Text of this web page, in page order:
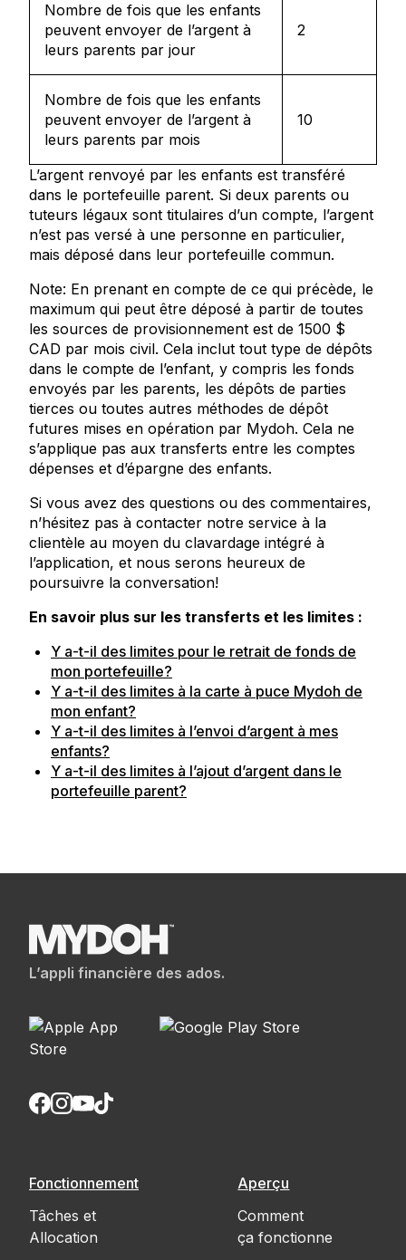
Nombre de fois que les enfants
peuvent envoyer de l’argent à
leurs parents par jour
2
Nombre de fois que les enfants
peuvent envoyer de l’argent à
leurs parents par mois
10
L’argent renvoyé par les enfants est transféré
dans le portefeuille parent. Si deux parents ou
tuteurs légaux sont titulaires d’un compte, l’argent
n’est pas versé à une personne en particulier,
mais déposé dans leur portefeuille commun.
Note: En prenant en compte de ce qui précède, le
maximum qui peut être déposé à partir de toutes
les sources de provisionnement est de 1500 $
CAD par mois civil. Cela inclut tout type de dépôts
dans le compte de l’enfant, y compris les fonds
envoyés par les parents, les dépôts de parties
tierces ou toutes autres méthodes de dépôt
futures mises en opération par Mydoh. Cela ne
s’applique pas aux transferts entre les comptes
dépenses et d’épargne des enfants.
Si vous avez des questions ou des commentaires,
n’hésitez pas à contacter notre service à la
clientèle au moyen du clavardage intégré à
l’application, et nous serons heureux de
poursuivre la conversation!
En savoir plus sur les transferts et les limites :
Y a-t-il des limites pour le retrait de fonds de
mon portefeuille?
Y a-t-il des limites à la carte à puce Mydoh de
mon enfant?
Y a-t-il des limites à l’envoi d’argent à mes
enfants?
Y a-t-il des limites à l’ajout d’argent dans le
portefeuille parent?
L’appli financière des ados.
Fonctionnement
Tâches et
Allocation
Aperçu
Comment
ça fonctionne